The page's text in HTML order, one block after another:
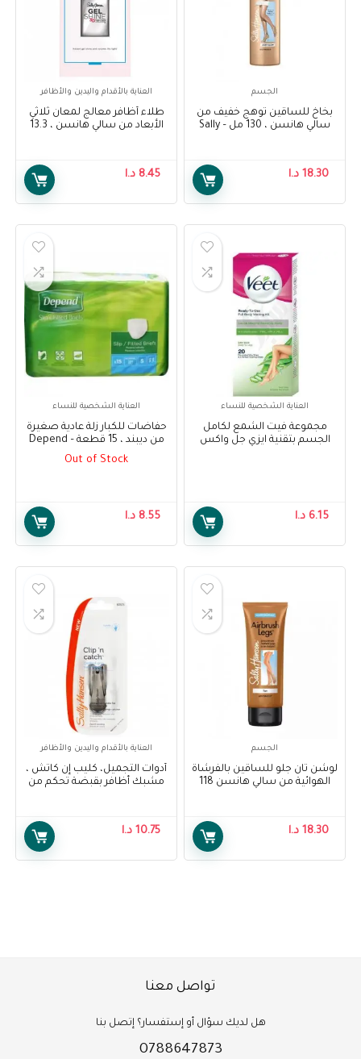
الجسم
بخاخ للساقين توهج خفيف من
سالي هانسن ، 130 مل – Sally
18.30 د.ا
العناية بالأقدام واليدين والأظافر
طلاء أظافر معالج لمعان ثلاثي
الأبعاد من سالي هانسن ، 13.3
8.45 د.ا
العناية الشخصية للنساء
مجموعة فيت الشمع لكامل
الجسم بتقنية ايزي جل واكس
6.15 د.ا
العناية الشخصية للنساء
حفاضات للكبار زلة عادية صغيرة
من ديبند ، 15 قطعة – Depend
Adult Diapers Slip Normal
Small, 15 pcs
Out of Stock
8.55 د.ا
الجسم
لوشن تان جلو للساقين بالفرشاة
الهوائية من سالي هانسن 118
18.30 د.ا
العناية بالأقدام واليدين والأظافر
أدوات التجميل، كليب إن كاتش ،
مشبك أظافر بقبضة تحكم من
Control Grip Nail Clip
W/Catcher
10.75 د.ا
تواصل معنا
هل لديك سؤال أو إستفسار؟ إتصل بنا
0788647873